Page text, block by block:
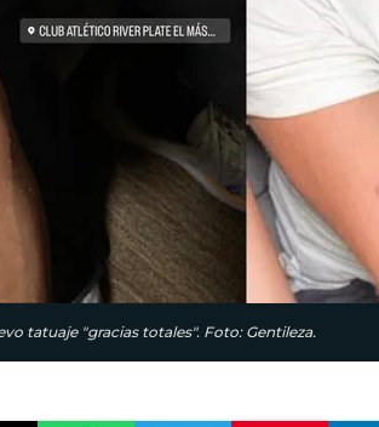
tatuaje "gracias totales". Foto: Gentileza.